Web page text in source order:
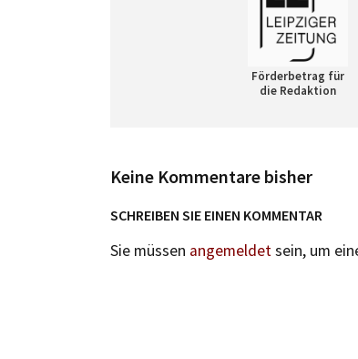
Förderbetrag für
die Redaktion
Keine Kommentare bisher
SCHREIBEN SIE EINEN KOMMENTAR
Sie müssen angemeldetsein, um